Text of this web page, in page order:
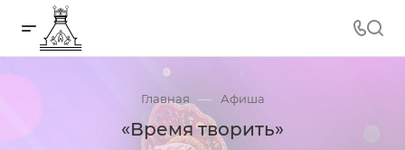
Главная — Афиша
«Время творить»